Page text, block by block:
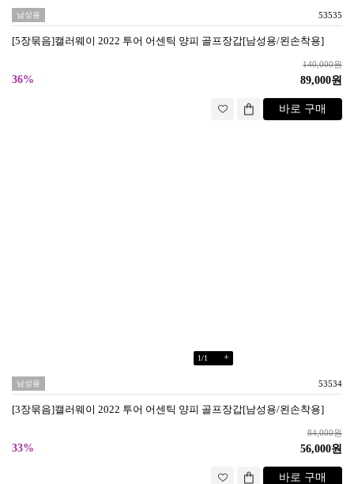
남성용 53535
[5장묶음]캘러웨이 2022 투어 어센틱 양피 골프장갑[남성용/왼손착용]
140,000원
36% 89,000원
바로 구매
1 /1 +
남성용 53534
[3장묶음]캘러웨이 2022 투어 어센틱 양피 골프장갑[남성용/왼손착용]
84,000원
33% 56,000원
바로 구매